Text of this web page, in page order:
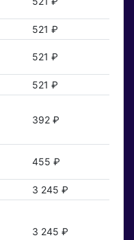
521 ₽
521 ₽
521 ₽
392 ₽
455 ₽
3 245 ₽
3 245 ₽